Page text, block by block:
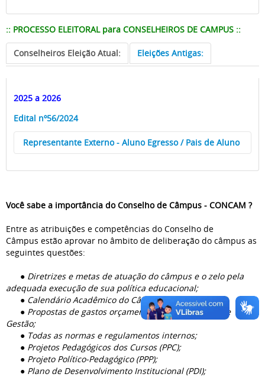
:: PROCESSO ELEITORAL para CONSELHEIROS DE CAMPUS ::
Conselheiros Eleição Atual: Eleições Antigas:
2025 a 2026
Edital nº56/2024
Representante Externo - Aluno Egresso / Pais de Aluno
Resultado Final
Você sabe a importância do Conselho de Câmpus - CONCAM ?
Entre as atribuições e competências do Conselho de
Câmpus estão aprovar no âmbito de deliberação do câmpus as
seguintes questões:
● Diretrizes e metas de atuação do câmpus e o zelo pela
adequada execução de sua política educacional;
● Calendário Acadêmico do Câmpus;
● Propostas de gastos orçamentários e o Relatório de
Gestão;
● Todas as normas e regulamentos internos;
● Projetos Pedagógicos dos Cursos (PPC);
● Projeto Político-Pedagógico (PPP);
● Plano de Desenvolvimento Institucional (PDI);